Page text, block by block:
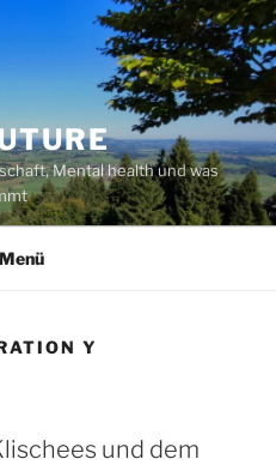
Mental health und was
Menü
Y
und dem